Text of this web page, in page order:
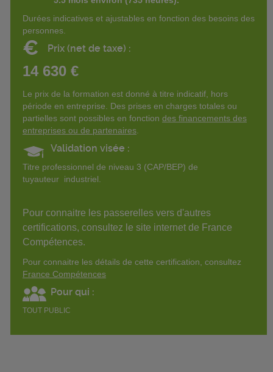
Durées indicatives et ajustables en fonction des besoins des
personnes.
€ Prix (net de taxe) :
14 630 €
Le prix de la formation est donné à titre indicatif, hors
période en entreprise. Des prises en charges totales ou
partielles sont possibles en fonction des financements des
entreprises ou de partenaires
Validation visée :
Titre professionnel de niveau 3 (CAP/BEP) de
tuyauteur industriel.
Pour connaitre les passerelles vers d'autres
certifications, consultez le site internet de France
Compétences.
Pour connaitre les détails de cette certification, consultez
France Compétences
Pour qui :
TOUT PUBLIC